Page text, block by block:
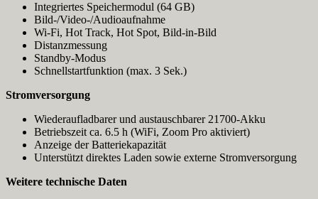
Integriertes Speichermodul (64 GB)
Bild-/Video-/Audioaufnahme
Wi-Fi, Hot Track, Hot Spot, Bild-in-Bild
Distanzmessung
Standby-Modus
Schnellstartfunktion (max. 3 Sek.)
Stromversorgung
Wiederaufladbarer und austauschbarer 21700-Akku
Betriebszeit ca. 6.5 h (WiFi, Zoom Pro aktiviert)
Anzeige der Batteriekapazität
Unterstützt direktes Laden sowie externe Stromversorgung
Weitere technische Daten